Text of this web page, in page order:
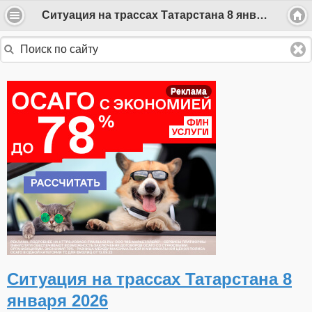
Ситуация на трассах Татарстана 8 января 2026
Реклама
Ситуация на трассах Татарстана 8
января 2026